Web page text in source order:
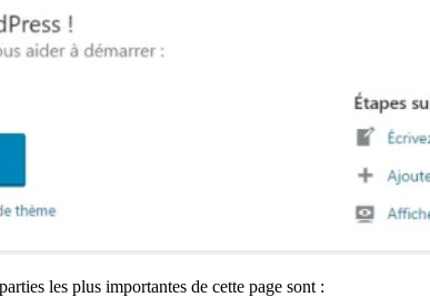
les plus importantes de cette page sont :